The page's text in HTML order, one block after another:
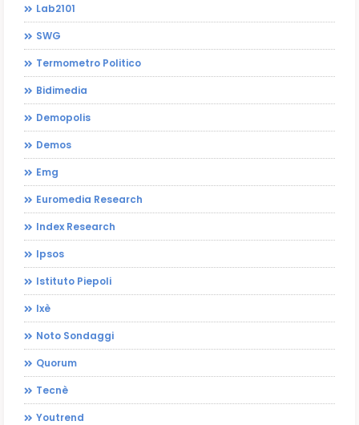
Lab2101
SWG
Termometro Politico
Bidimedia
Demopolis
Demos
Emg
Euromedia Research
Index Research
Ipsos
Istituto Piepoli
Ixè
Noto Sondaggi
Quorum
Tecnè
Youtrend